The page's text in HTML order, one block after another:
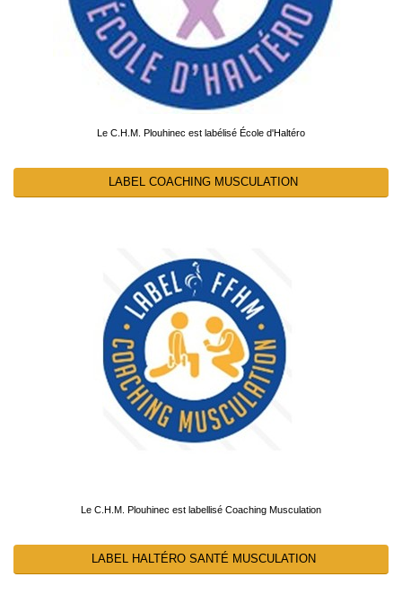
Le C.H.M. Plouhinec est labélisé École d'Haltéro
LABEL COACHING MUSCULATION
Le C.H.M. Plouhinec est labellisé Coaching Musculation
LABEL HALTÉRO SANTÉ MUSCULATION